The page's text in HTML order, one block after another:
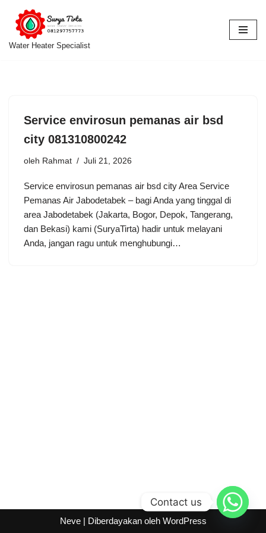
Lompat
ke
Water Heater Specialist
Service envirosun pemanas air bsd
city 081310800242
oleh Rahmat Juli 21, 2026
Service envirosun pemanas air bsd city Area Service
Pemanas Air Jabodetabek – bagi Anda yang tinggal di
area Jabodetabek (Jakarta, Bogor, Depok, Tangerang,
dan Bekasi) kami (SuryaTirta) hadir untuk melayani
Anda, jangan ragu untuk menghubungi…
Neve| Diberdayakan oleh WordPress
Contact us